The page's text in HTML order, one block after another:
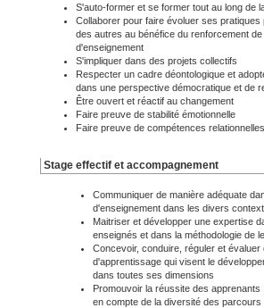
S'auto-former et se former tout au long de
Collaborer pour faire évoluer ses pratiques
des autres au bénéfice du renforcement de
d'enseignement
S'impliquer dans des projets collectifs
Respecter un cadre déontologique et
dans une perspective démocratique et de
Être ouvert et réactif au changement
Faire preuve de stabilité émotionnelle
Faire preuve de compétences relationnelles
Stage effectif et accompagnement
Communiquer de manière adéquate
d'enseignement dans les divers
Maitriser et développer une expertise
enseignés et dans la méthodologie de
Concevoir, conduire, réguler et évaluer
d'apprentissage qui visent le
dans toutes ses dimensions
Promouvoir la réussite des apprenants
en compte de la diversité des